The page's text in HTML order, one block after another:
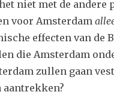
niet met de andere
voor Amsterdam
effecten van de
die Amsterdam
zullen gaan
aantrekken?